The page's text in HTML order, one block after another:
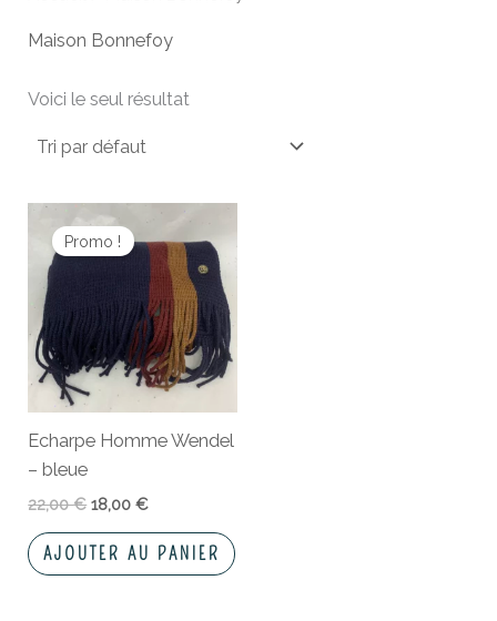
Maison Bonnefoy
Voici le seul résultat
Promo !
Echarpe Homme Wendel
– bleue
22,00€
initial
22,00 €.
18,00€
actuel
est :
18,00 €.
AJOUTER AU PANIER